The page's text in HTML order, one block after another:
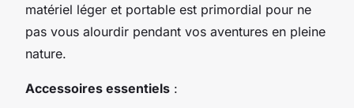
matériel léger et portable est primordial pour ne
pas vous alourdir pendant vos aventures en pleine
nature.
Accessoires essentiels :